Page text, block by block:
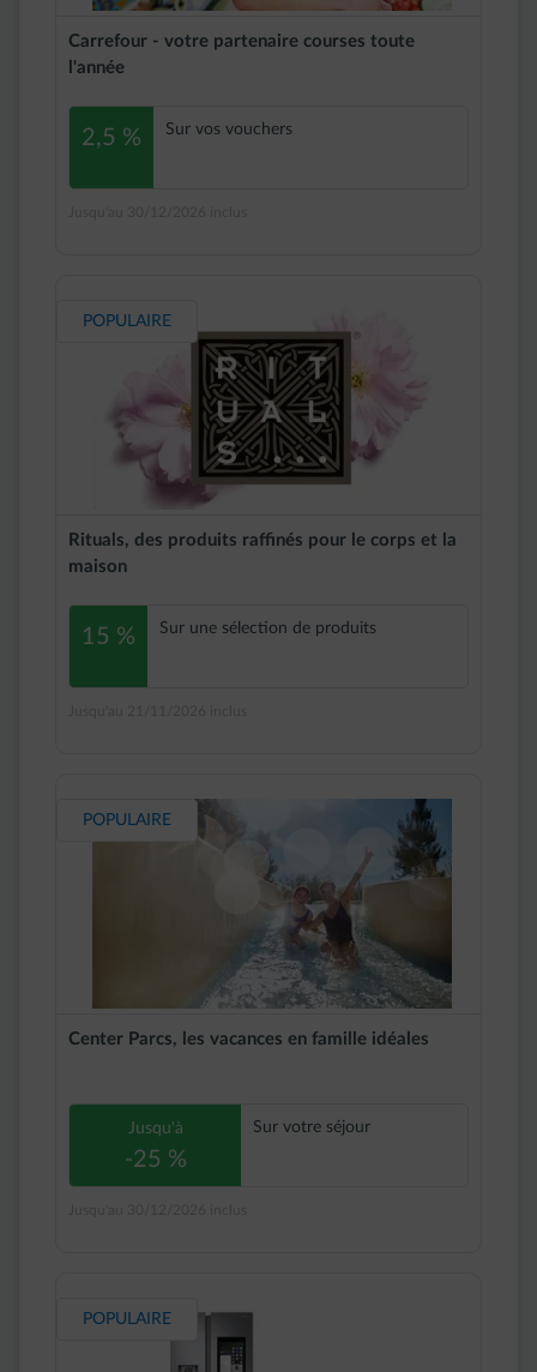
Carrefour - votre partenaire courses toute
l'année
2,5 % Sur vos vouchers
POPULAIRE
Rituals, des produits raffinés pour le corps et la
maison
15 % Sur une sélection de produits
POPULAIRE
Center Parcs, les vacances en famille idéales
Jusqu'à
-25 %
Sur votre séjour
POPULAIRE